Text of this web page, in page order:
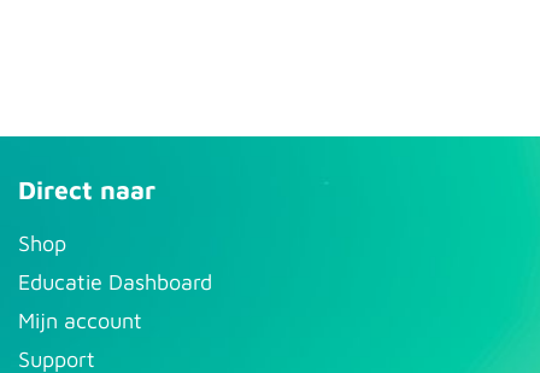
Direct naar
S​hop
Educatie Dashboard
Mijn account
Support